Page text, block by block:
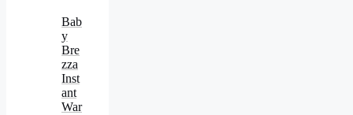
Bab
y
Bre
zza
Inst
ant
War